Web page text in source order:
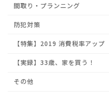
間取り・プランニング
防犯対策
【特集】2019 消費税率アップ
【実録】33歳、家を買う！
その他